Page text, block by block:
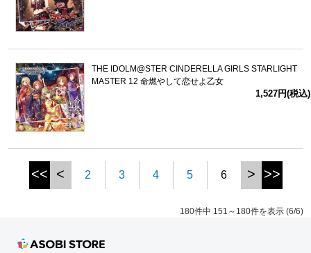
THE IDOLM@STER CINDERELLA GIRLS STARLIGHT
MASTER 12 命燃やして恋せよ乙女
1,527円(税込)
<< < 2 3 4 5 6 > >>
180件中 151～180件を表示 (6/6)